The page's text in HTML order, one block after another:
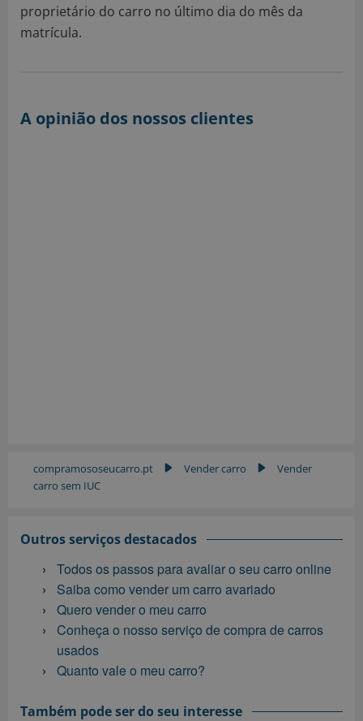
proprietário do carro no último dia do mês da
matrícula.
A opinião dos nossos clientes
compramososeucarro.pt Vender carro
Vender
carro sem IUC
Outros serviços destacados
Todos os passos para avaliar o seu carro online
Saiba como vender um carro avariado
Quero vender o meu carro
Conheça o nosso serviço de compra de carros
usados
Quanto vale o meu carro?
Também pode ser do seu interesse